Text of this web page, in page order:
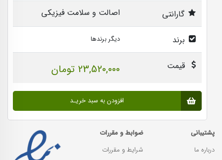
گارانتی اصالت و سلامت فیزیکی
برند دیگر برندها
قیمت 23,520,000 تومان
افزودن به سبد خریـد
پشتیبانی
درباره ما
ضوابط و مقررات
شرایط و مقررات